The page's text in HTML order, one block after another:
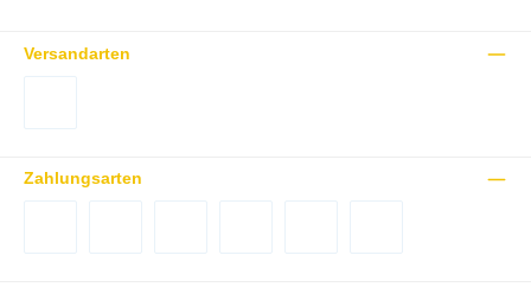
Versandarten
Zahlungsarten